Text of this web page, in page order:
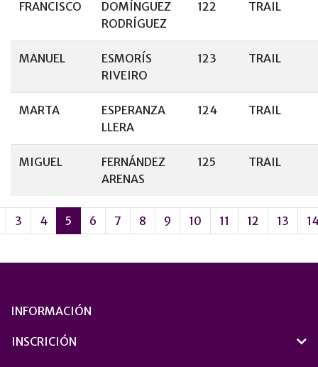
FRANCISCO
DOMÍNGUEZ
RODRÍGUEZ
122 TRAIL
MANUEL
ESMORÍS
RIVEIRO
123 TRAIL
MARTA
ESPERANZA
LLERA
124 TRAIL
MIGUEL
FERNÁNDEZ
ARENAS
125 TRAIL
3 4 5 6 7 8 9 10 11 12 13
INFORMACIÓN
INSCRICIÓN